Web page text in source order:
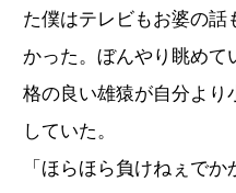
た僕はテレビもお婆の話
かった。ぼんやり眺めて
格の良い雄猿が自分より
していた。
「ほらほら負けねぇでか